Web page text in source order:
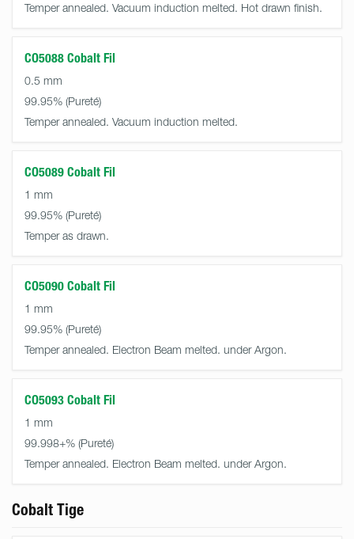
Temper annealed. Vacuum induction melted. Hot drawn finish.
CO5088 Cobalt Fil
0.5 mm
99.95%
Temper annealed. Vacuum induction melted.
CO5089 Cobalt Fil
1 mm
99.95%
Temper as drawn.
CO5090 Cobalt Fil
1 mm
99.95%
Temper annealed. Electron Beam melted. under Argon.
CO5093 Cobalt Fil
1 mm
99.998+%
Temper annealed. Electron Beam melted. under Argon.
Cobalt Tige